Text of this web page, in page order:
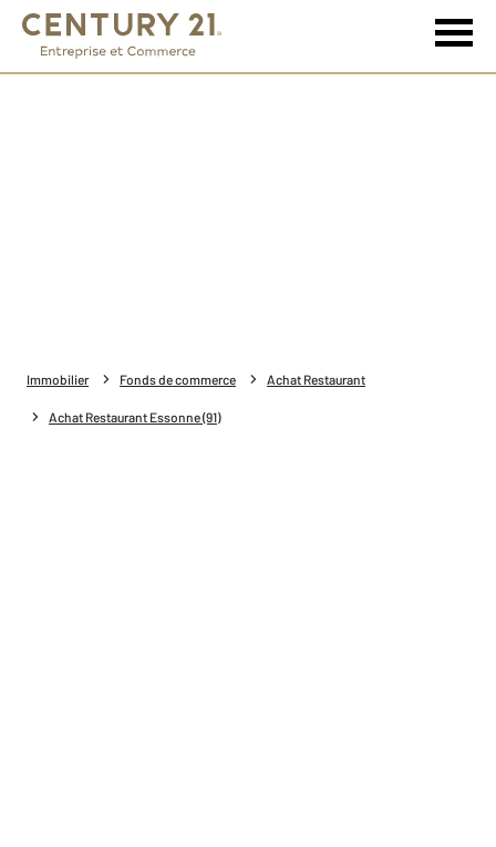
Immobilier Fonds de commerce Achat Restaurant
Achat Restaurant Essonne (91)